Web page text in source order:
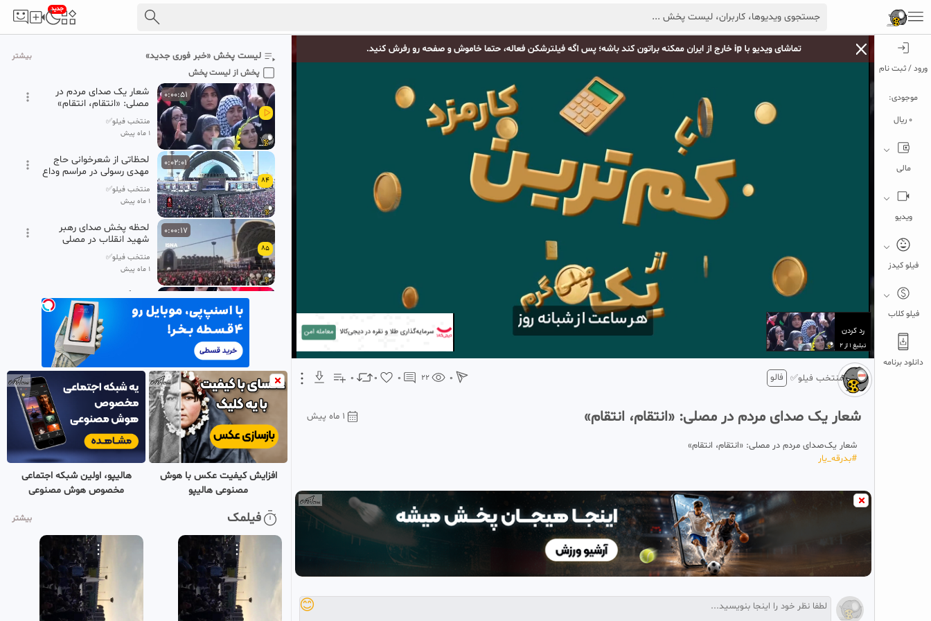
جدید
ورود / ثبت نام
موجودی:
0 ریال
مالی
ویدیو
فیلو کیدز
فیلو کلاب
دانلود برنامه
تبلیغ 1 از 2
منتخب فیلو✅ فالو 0 0 0 22 0
شعار یک صدای مردم در مصلی: «انتقام، انتقام» 1 ماه پیش
شعار یک‌صدای مردم در مصلی: «انتقام، انتقام»
#‌بدرقه_یار
😊
لیست پخش «خبر فوری جدید» بیشتر
پخش از لیست پخش
یالثارات القائد الشهید
منتخب فیلو✅
0:00:51
شعار یک صدای مردم در
مصلی: «انتقام، انتقام»
منتخب فیلو✅
1 ماه پیش
84
0:02:01
لحظاتی از شعرخوانی حاج
مهدی رسولی در مراسم وداع
منتخب فیلو✅
1 ماه پیش
85
0:00:17
لحظه پخش صدای رهبر
شهید انقلاب در مصلی
تهران
منتخب فیلو✅
1 ماه پیش
0:01:13
ای ناگهان عزم سفر کرده،
خداحافظ...
87
0:00:11
طنین ندای ای پسر فاطمه
منتظر تو هستیم در صحن
مملو از جمعیت مصلی تهران
منتخب فیلو✅
1 ماه پیش
88
0:00:52
زمزمه سرود ملی ایران در
مصلی امام خمینی(ره) تهران
منتخب فیلو✅
89
جمعیت بی پایان در خیابان
افزایش کیفیت عکس با هوش
مصنوعی هالیپو
هالیپو، اولین شبکه اجتماعی
مخصوص هوش مصنوعی
فیلمک بیشتر